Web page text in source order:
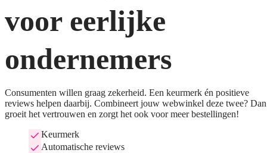
voor eerlijke
ondernemers
Consumenten willen graag zekerheid. Een keurmerk én positieve
reviews helpen daarbij. Combineert jouw webwinkel deze twee? Dan
groeit het vertrouwen en zorgt het ook voor meer bestellingen!
Keurmerk
Automatische reviews